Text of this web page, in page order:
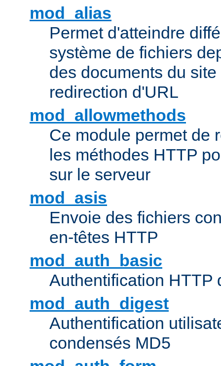
mod_alias
Permet d'atteindre
système de fichiers
des documents du
redirection d'URL
mod_allowmethods
Ce module permet de
les méthodes HTTP
sur le serveur
mod_asis
Envoie des fichiers
en-têtes HTTP
mod_auth_basic
Authentification HTTP
mod_auth_digest
Authentification
condensés MD5